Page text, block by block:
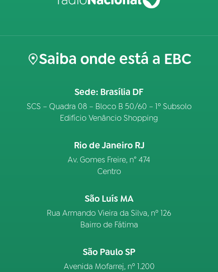
Saiba onde está a EBC
Sede: Brasília DF
SCS – Quadra 08 – Bloco B 50/60 – 1º Subsolo
Edifício Venâncio Shopping
Rio de Janeiro RJ
Av. Gomes Freire, n° 474
Centro
São Luís MA
Rua Armando Vieira da Silva, nº 126
Bairro de Fátima
São Paulo SP
Avenida Mofarrej, nº 1.200